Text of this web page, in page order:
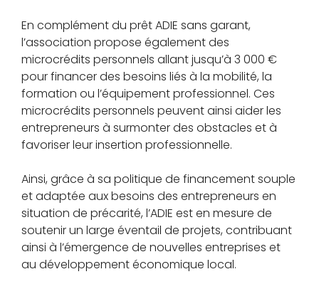
En complément du prêt ADIE sans garant,
l’association propose également des
microcrédits personnels allant jusqu’à 3 000 €
pour financer des besoins liés à la mobilité, la
formation ou l’équipement professionnel. Ces
microcrédits personnels peuvent ainsi aider les
entrepreneurs à surmonter des obstacles et à
favoriser leur insertion professionnelle.
Ainsi, grâce à sa politique de financement souple
et adaptée aux besoins des entrepreneurs en
situation de précarité, l’ADIE est en mesure de
soutenir un large éventail de projets, contribuant
ainsi à l’émergence de nouvelles entreprises et
au développement économique local.